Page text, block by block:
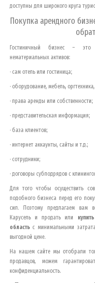
доступны для широкого круга
Покупка арендного
Гостиничный бизнес – это
нематериальных активов:
· сам отель или гостиница;
· оборудование, мебель,
· права аренды или собственности;
· представительская информация;
· база клиентов;
· интернет аккаунты, сайты и т.д.;
· сотрудники;
· договоры субподрядов с
Для того чтобы осуществить
подобного бизнеса перед его
сил. Поэтому предлагаем вам
Карусель и продать или
область с минимальными
выгодной цене.
На нашем сайте мы отобрали
продавцов, можем
конфиденциальность.